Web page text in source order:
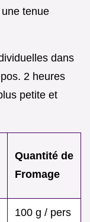
tenue
dans
2 heures
petite et
Quantité de
Fromage
100 g / pers